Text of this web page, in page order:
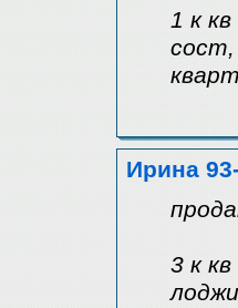
1 к
Ирина
3 к